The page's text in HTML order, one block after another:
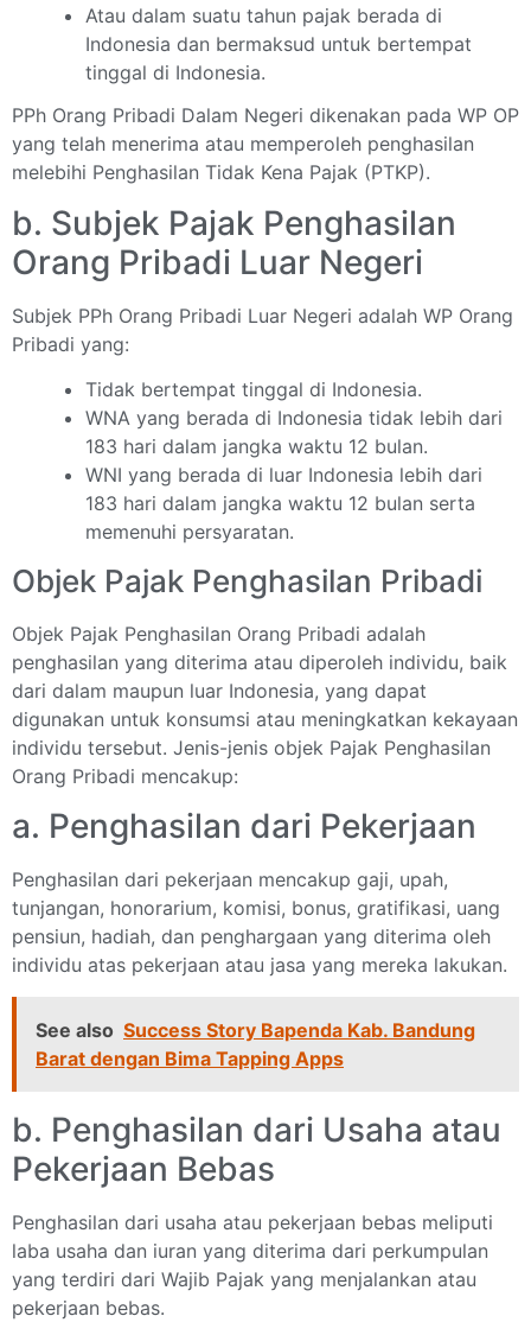
Atau dalam suatu tahun pajak berada di
Indonesia dan bermaksud untuk bertempat
tinggal di Indonesia.
PPh Orang Pribadi Dalam Negeri dikenakan pada WP OP
yang telah menerima atau memperoleh penghasilan
melebihi Penghasilan Tidak Kena Pajak (PTKP).
b. Subjek Pajak Penghasilan
Orang Pribadi Luar Negeri
Subjek PPh Orang Pribadi Luar Negeri adalah WP Orang
Pribadi yang:
Tidak bertempat tinggal di Indonesia.
WNA yang berada di Indonesia tidak lebih dari
183 hari dalam jangka waktu 12 bulan.
WNI yang berada di luar Indonesia lebih dari
183 hari dalam jangka waktu 12 bulan serta
memenuhi persyaratan.
Objek Pajak Penghasilan Pribadi
Objek Pajak Penghasilan Orang Pribadi adalah
penghasilan yang diterima atau diperoleh individu, baik
dari dalam maupun luar Indonesia, yang dapat
digunakan untuk konsumsi atau meningkatkan kekayaan
individu tersebut. Jenis-jenis objek Pajak Penghasilan
Orang Pribadi mencakup:
a. Penghasilan dari Pekerjaan
Penghasilan dari pekerjaan mencakup gaji, upah,
tunjangan, honorarium, komisi, bonus, gratifikasi, uang
pensiun, hadiah, dan penghargaan yang diterima oleh
individu atas pekerjaan atau jasa yang mereka lakukan.
See also Success Story Bapenda Kab. Bandung
Barat dengan Bima Tapping Apps
b. Penghasilan dari Usaha atau
Pekerjaan Bebas
Penghasilan dari usaha atau pekerjaan bebas meliputi
laba usaha dan iuran yang diterima dari perkumpulan
yang terdiri dari Wajib Pajak yang menjalankan atau
pekerjaan bebas.